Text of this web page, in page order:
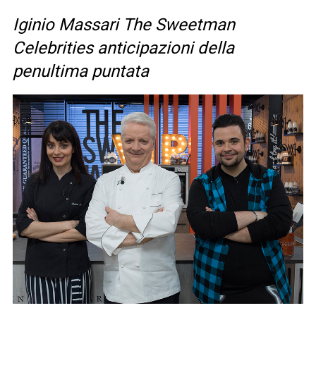
Iginio Massari The Sweetman
Celebrities anticipazioni della
penultima puntata